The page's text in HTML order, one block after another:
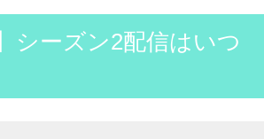
シーズン2配信はいつ